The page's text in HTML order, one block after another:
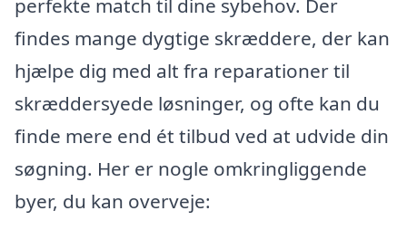
perfekte match til dine sybehov. Der
findes mange dygtige skræddere, der kan
hjælpe dig med alt fra reparationer til
skræddersyede løsninger, og ofte kan du
finde mere end ét tilbud ved at udvide din
søgning. Her er nogle omkringliggende
byer, du kan overveje: